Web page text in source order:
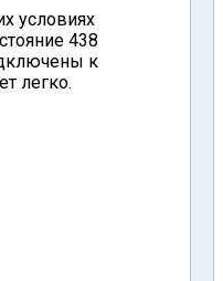
условиях
438
к
легко.